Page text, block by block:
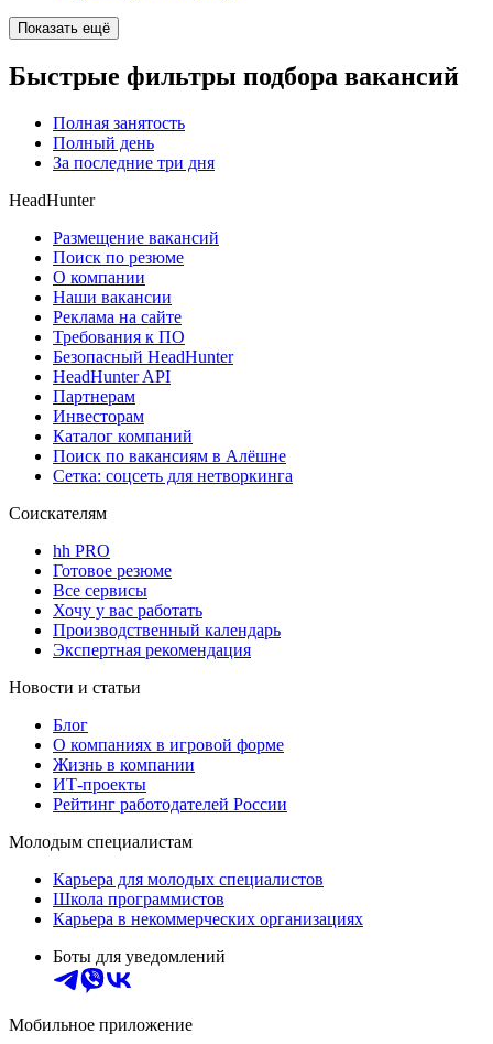
Показать ещё
Быстрые фильтры подбора вакансий
Полная занятость
Полный день
За последние три дня
HeadHunter
Размещение вакансий
Поиск по резюме
О компании
Наши вакансии
Реклама на сайте
Требования к ПО
Безопасный HeadHunter
HeadHunter API
Партнерам
Инвесторам
Каталог компаний
Поиск по вакансиям в Алёшне
Сетка: соцсеть для нетворкинга
Соискателям
hh PRO
Готовое резюме
Все сервисы
Хочу у вас работать
Производственный календарь
Экспертная рекомендация
Новости и статьи
Блог
О компаниях в игровой форме
Жизнь в компании
ИТ-проекты
Рейтинг работодателей России
Молодым специалистам
Карьера для молодых специалистов
Школа программистов
Карьера в некоммерческих организациях
Боты для уведомлений
Мобильное приложение